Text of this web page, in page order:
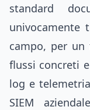
standard
univocamente
campo, per un
flussi concreti
log e
SIEM